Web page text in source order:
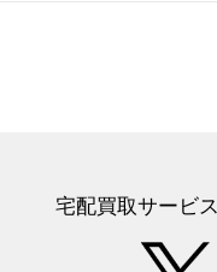
宅配買取サービ